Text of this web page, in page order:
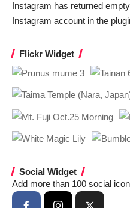
Instagram has returned
Instagram account in the
Flickr Widget
Social Widget
Add more than 100 social